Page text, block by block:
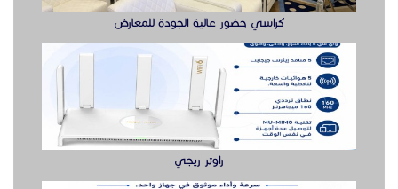
كراسي حضور عالية الجودة للمعارض
راوتر ريجي